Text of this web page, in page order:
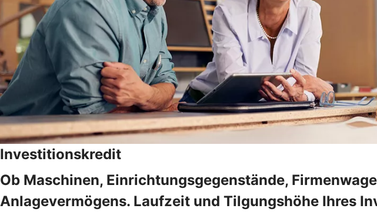
Investitionskredit
Ob Maschinen, Einrichtungsgegenstände,
Anlagevermögens. Laufzeit und Tilgungshöhe Ihres